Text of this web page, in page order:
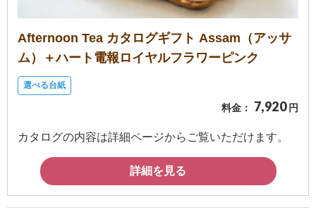
員
方）
利
用
Afternoon Tea カタログギフト Assam（アッサ
ム）＋ハート電報ロイヤルフラワーピンク
選べる台紙
料金： 7,920 円
カタログの内容は詳細ページからご覧いただけます。
詳細を見る